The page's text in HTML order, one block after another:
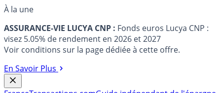
À la une
ASSURANCE-VIE LUCYA CNP : Fonds euros Lucya CNP :
visez 5.05% de rendement en 2026 et 2027
Voir conditions sur la page dédiée à cette offre.
En Savoir Plus